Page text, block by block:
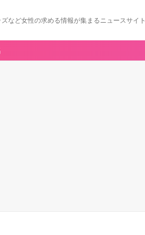
など女性の求める情報が集まるニュースサイト